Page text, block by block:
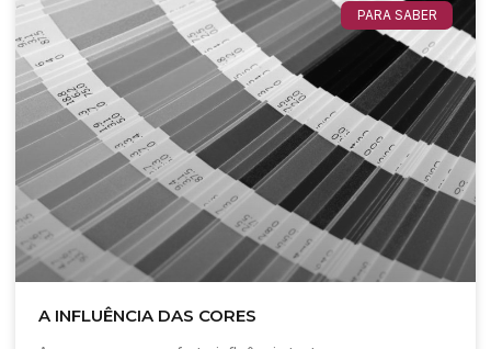
PARA SABER
A INFLUÊNCIA DAS CORES